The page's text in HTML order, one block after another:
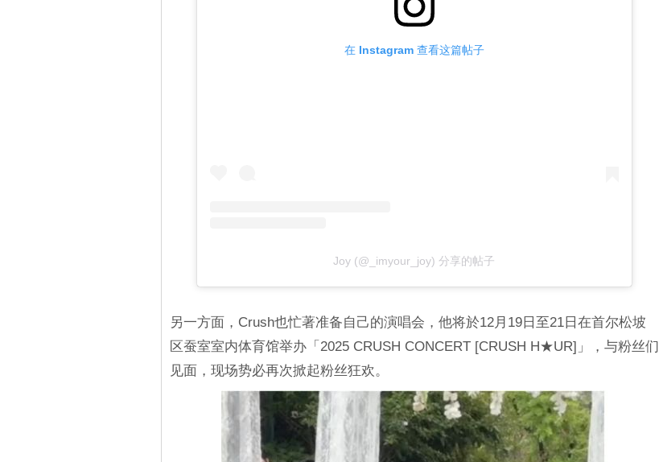
在 Instagram 查看这篇帖子
Joy (@_imyour_joy) 分享的帖子
另一方面，Crush也忙著准备自己的演唱会，他将於12月19日至21日在首尔松坡
区蚕室室内体育馆举办「2025 CRUSH CONCERT [CRUSH H★UR]」，与粉丝们
见面，现场势必再次掀起粉丝狂欢。